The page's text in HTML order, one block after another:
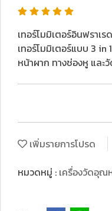
เทอร์โมมิเตอร์อินฟราเ
เทอร์โมมิเตอร์แบบ 3
หน้าผาก ทางช่องหู แล
เพิ่มรายการโปรด
หมวดหมู่ : เครื่องวัดอุณ